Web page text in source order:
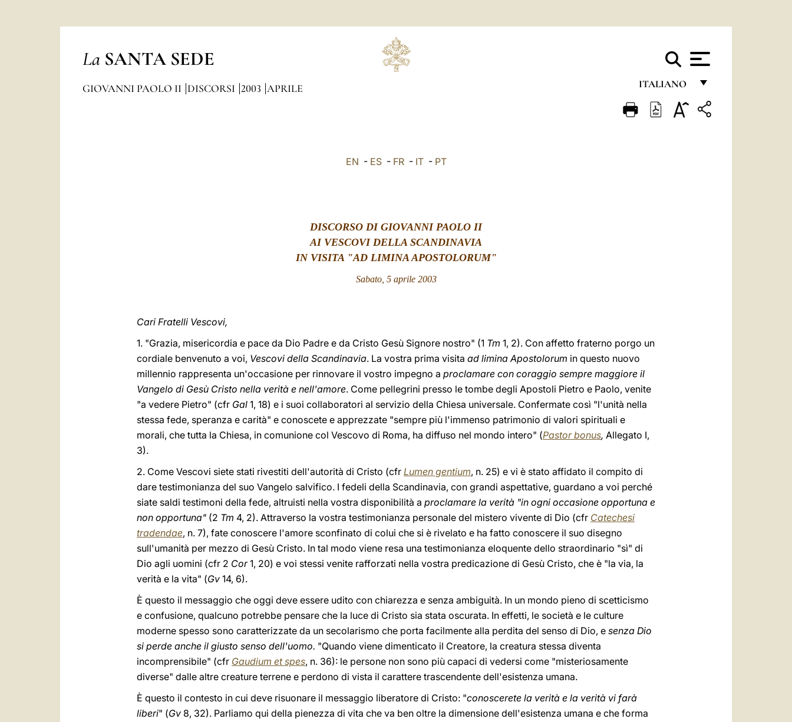
La SANTA SEDE
ITALIANO
FRANÇAIS
GIOVANNI PAOLO II DISCORSI 2003 APRILE
EN - ES- FR- IT- PT
DISCORSO DI GIOVANNI PAOLO II
AI VESCOVI DELLA SCANDINAVIA
IN VISITA "AD LIMINA APOSTOLORUM"
Sabato, 5 aprile 2003
Cari Fratelli Vescovi,
1. "Grazia, misericordia e pace da Dio Padre e da Cristo Gesù Signore nostro" (1 Tm 1, 2). Con affetto fraterno porgo un
cordiale benvenuto a voi, Vescovi della Scandinavia. La vostra prima visita ad limina Apostolorum in questo nuovo
millennio rappresenta un'occasione per rinnovare il vostro impegno a proclamare con coraggio sempre maggiore il
Vangelo di Gesù Cristo nella verità e nell'amore. Come pellegrini presso le tombe degli Apostoli Pietro e Paolo, venite
"a vedere Pietro" (cfr Gal 1, 18) e i suoi collaboratori al servizio della Chiesa universale. Confermate così "l'unità nella
stessa fede, speranza e carità" e conoscete e apprezzate "sempre più l'immenso patrimonio di valori spirituali e
morali, che tutta la Chiesa, in comunione col Vescovo di Roma, ha diffuso nel mondo intero" (Pastor bonus, Allegato I,
3).
2. Come Vescovi siete stati rivestiti dell'autorità di Cristo (cfr Lumen gentium, n. 25) e vi è stato affidato il compito di
dare testimonianza del suo Vangelo salvifico. I fedeli della Scandinavia, con grandi aspettative, guardano a voi perché
siate saldi testimoni della fede, altruisti nella vostra disponibilità a proclamare la verità "in ogni occasione opportuna e
non opportuna" (2 Tm 4, 2). Attraverso la vostra testimonianza personale del mistero vivente di Dio (cfr Catechesi
tradendae, n. 7), fate conoscere l'amore sconfinato di colui che si è rivelato e ha fatto conoscere il suo disegno
sull'umanità per mezzo di Gesù Cristo. In tal modo viene resa una testimonianza eloquente dello straordinario "sì" di
Dio agli uomini (cfr 2 Cor1, 20) e voi stessi venite rafforzati nella vostra predicazione di Gesù Cristo, che è "la via, la
verità e la vita" (Gv 14, 6).
È questo il messaggio che oggi deve essere udito con chiarezza e senza ambiguità. In un mondo pieno di scetticismo
e confusione, qualcuno potrebbe pensare che la luce di Cristo sia stata oscurata. In effetti, le società e le culture
moderne spesso sono caratterizzate da un secolarismo che porta facilmente alla perdita del senso di Dio, e senza Dio
si perde anche il giusto senso dell'uomo. "Quando viene dimenticato il Creatore, la creatura stessa diventa
incomprensibile" (cfr Gaudium et spes, n. 36): le persone non sono più capaci di vedersi come "misteriosamente
diverse" dalle altre creature terrene e perdono di vista il carattere trascendente dell'esistenza umana.
È questo il contesto in cui deve risuonare il messaggio liberatore di Cristo: "conoscerete la verità e la verità vi farà
liberi" (Gv 8, 32). Parliamo qui della pienezza di vita che va ben oltre la dimensione dell'esistenza umana e che forma